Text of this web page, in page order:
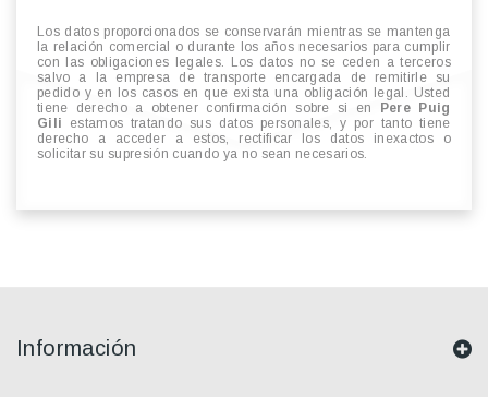
Los datos proporcionados se conservarán mientras se mantenga
la relación comercial o durante los años necesarios para cumplir
con las obligaciones legales. Los datos no se ceden a terceros
salvo a la empresa de transporte encargada de remitirle su
pedido y en los casos en que exista una obligación legal. Usted
tiene derecho a obtener confirmación sobre si en
Pere Puig
Gili estamos tratando sus datos personales, y por tanto tiene
derecho a acceder a estos, rectificar los datos inexactos o
solicitar su supresión cuando ya no sean necesarios.
Información